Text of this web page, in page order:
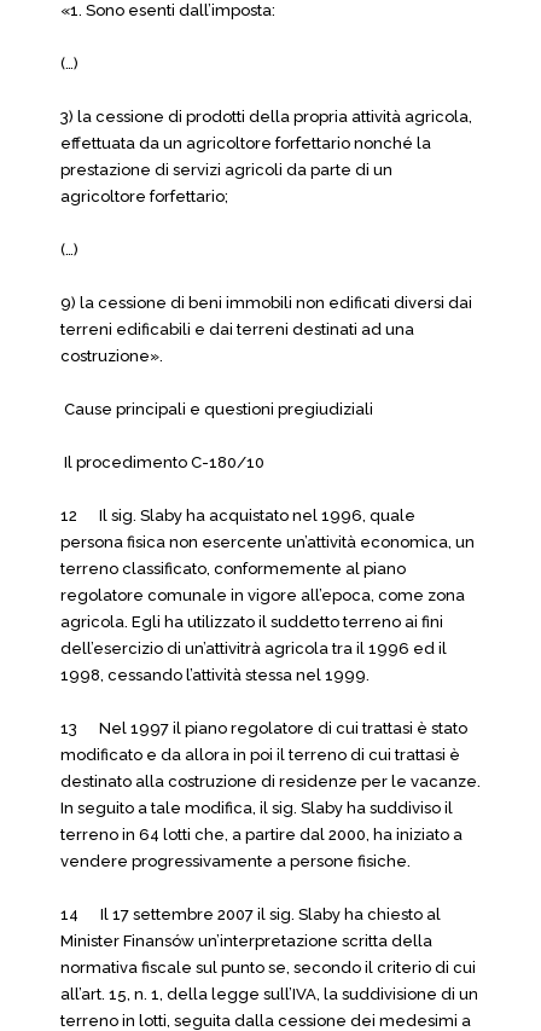
«1. Sono esenti dall’imposta:
(…)
3) la cessione di prodotti della propria attività agricola,
effettuata da un agricoltore forfettario nonché la
prestazione di servizi agricoli da parte di un
agricoltore forfettario;
(…)
9) la cessione di beni immobili non edificati diversi dai
terreni edificabili e dai terreni destinati ad una
costruzione».
Cause principali e questioni pregiudiziali
Il procedimento C-180/10
12 Il sig. Slaby ha acquistato nel 1996, quale
persona fisica non esercente un’attività economica, un
terreno classificato, conformemente al piano
regolatore comunale in vigore all’epoca, come zona
agricola. Egli ha utilizzato il suddetto terreno ai fini
dell’esercizio di un’attivitrà agricola tra il 1996 ed il
1998, cessando l’attività stessa nel 1999.
13 Nel 1997 il piano regolatore di cui trattasi è stato
modificato e da allora in poi il terreno di cui trattasi è
destinato alla costruzione di residenze per le vacanze.
In seguito a tale modifica, il sig. Slaby ha suddiviso il
terreno in 64 lotti che, a partire dal 2000, ha iniziato a
vendere progressivamente a persone fisiche.
14 Il 17 settembre 2007 il sig. Slaby ha chiesto al
Minister Finansów un’interpretazione scritta della
normativa fiscale sul punto se, secondo il criterio di cui
all’art. 15, n. 1, della legge sull’IVA, la suddivisione di un
terreno in lotti, seguita dalla cessione dei medesimi a